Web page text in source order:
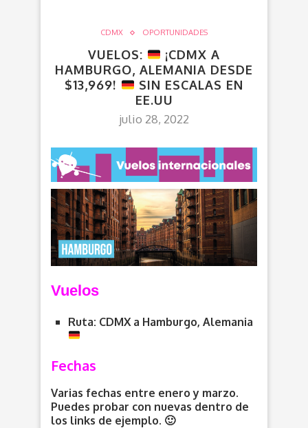
CDMX OPORTUNIDADES
VUELOS:
¡CDMX A
HAMBURGO, ALEMANIA DESDE
$13,969!
SIN ESCALAS EN
EE.UU
julio 28, 2022
Vuelos
Ruta: CDMX a Hamburgo, Alemania
Fechas
Varias fechas entre enero y marzo.
Puedes probar con nuevas dentro de
los links de ejemplo. 🙂